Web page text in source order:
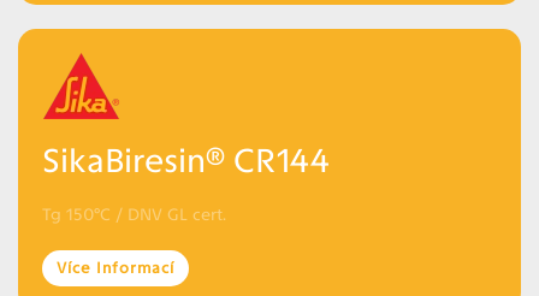
SikaBiresin® CR144
Tg 150°C / DNV GL cert.
Více Informací